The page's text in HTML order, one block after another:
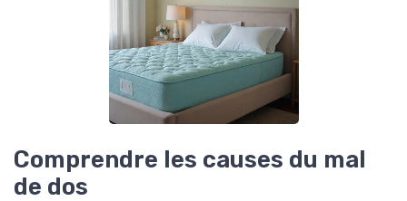
Comprendre les causes du mal
de dos